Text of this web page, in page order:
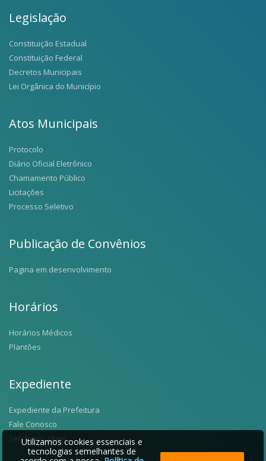
Legislação
Constituição Estadual
Constituição Federal
Decretos Municipais
Lei Orgânica do Município
Atos Municipais
Protocolo
Diário Oficial Eletrônico
Chamamento Público
Licitações
Processo Seletivo
Publicação de Convênios
Pagina em desenvolvimento
Horários
Horários Médicos
Plantões
Expediente
Expediente da Prefeitura
Fale Conosco
Telefones Úteis
Utilizamos cookies essenciais e
tecnologias semelhantes de